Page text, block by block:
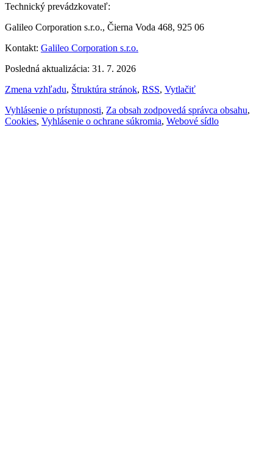
Technický prevádzkovateľ:
Galileo Corporation s.r.o., Čierna Voda 468, 925 06
Kontakt: Galileo Corporation s.r.o.
Posledná aktualizácia: 31. 7. 2026
Zmena vzhľadu, Štruktúra stránok, RSS, Vytlačiť
Vyhlásenie o prístupnosti, Za obsah zodpovedá správca obsahu,
Cookies, Vyhlásenie o ochrane súkromia, Webové sídlo